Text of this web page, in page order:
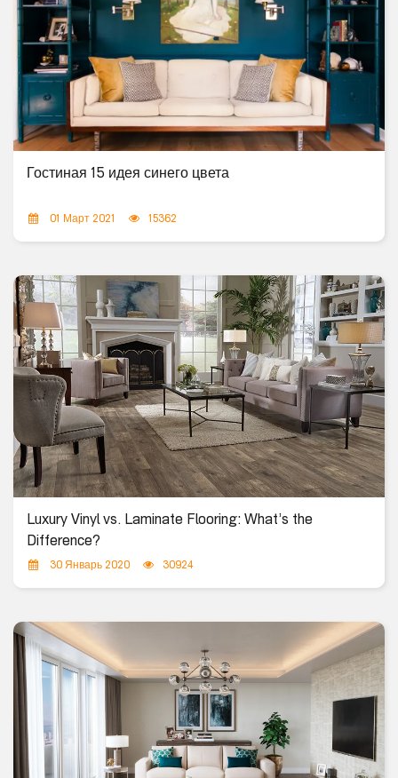
Гостиная 15 идея синего цвета
01 Март 2021 15362
Luxury Vinyl vs. Laminate Flooring: What’s the
Difference?
30 Январь 2020 30924